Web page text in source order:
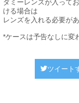
ダミーレンズが入って
ける場合は
レンズを入れる必要が
*ケースは予告なしに変
ツイート